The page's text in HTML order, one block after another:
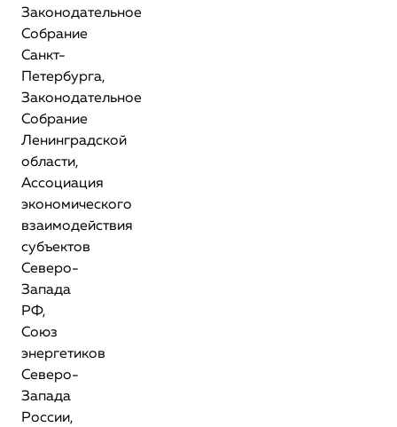
Законодательное
Собрание
Санкт-
Петербурга,
Законодательное
Собрание
Ленинградской
области,
Ассоциация
экономического
взаимодействия
субъектов
Северо-
Запада
РФ,
Союз
энергетиков
Северо-
Запада
России,